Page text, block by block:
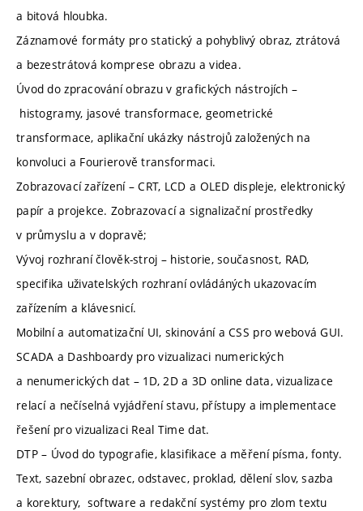
a bitová hloubka.
Záznamové formáty pro statický a pohyblivý obraz, ztrátová
a bezestrátová komprese obrazu a videa.
Úvod do zpracování obrazu v grafických nástrojích –
histogramy, jasové transformace, geometrické
transformace, aplikační ukázky nástrojů založených na
konvoluci a Fourierově transformaci.
Zobrazovací zařízení – CRT, LCD a OLED displeje, elektronický
papír a projekce. Zobrazovací a signalizační prostředky
v průmyslu a v dopravě;
Vývoj rozhraní člověk-stroj – historie, současnost, RAD,
specifika uživatelských rozhraní ovládáných ukazovacím
zařízením a klávesnicí.
Mobilní a automatizační UI, skinování a CSS pro webová GUI.
SCADA a Dashboardy pro vizualizaci numerických
a nenumerických dat – 1D, 2D a 3D online data, vizualizace
relací a nečíselná vyjádření stavu, přístupy a implementace
řešení pro vizualizaci Real Time dat.
DTP – Úvod do typografie, klasifikace a měření písma, fonty.
Text, sazební obrazec, odstavec, proklad, dělení slov, sazba
a korektury, software a redakční systémy pro zlom textu